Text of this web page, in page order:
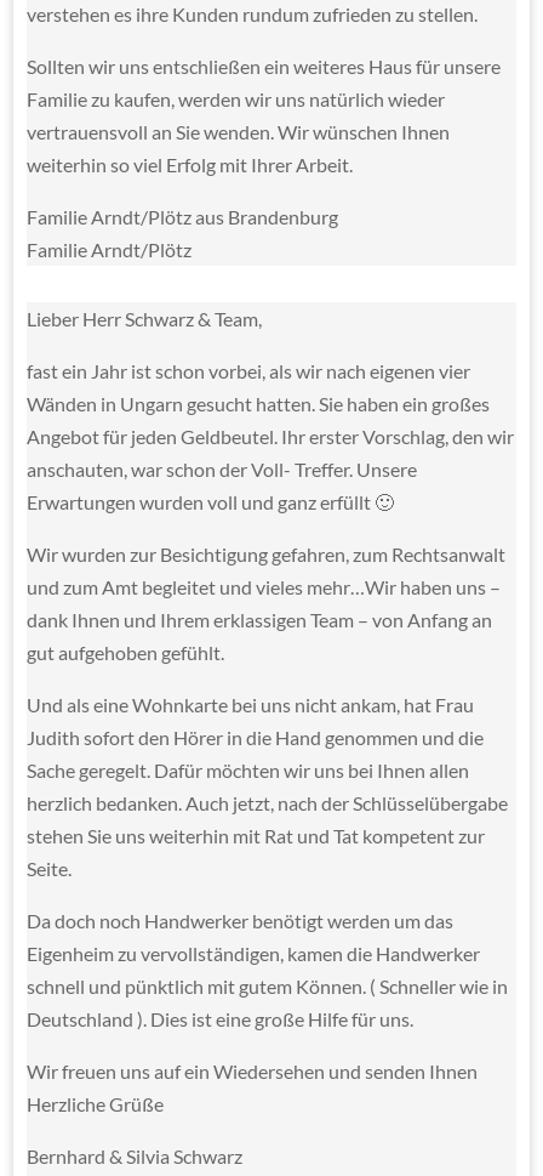
verstehen es ihre Kunden rundum zufrieden zu stellen.
Sollten wir uns entschließen ein weiteres Haus für unsere
Familie zu kaufen, werden wir uns natürlich wieder
vertrauensvoll an Sie wenden.Wir wünschen Ihnen
weiterhin so viel Erfolg mit Ihrer Arbeit.
Familie Arndt/Plötz aus Brandenburg
Familie Arndt/Plötz
Lieber Herr Schwarz & Team,
fast ein Jahr ist schon vorbei, als wir nach eigenen vier
Wänden in Ungarn gesucht hatten. Sie haben ein großes
Angebot für jeden Geldbeutel. Ihr erster Vorschlag, den wir
anschauten, war schon der Voll- Treffer. Unsere
Erwartungen wurden voll und ganz erfüllt 🙂
Wir wurden zur Besichtigung gefahren, zum Rechtsanwalt
und zum Amt begleitet und vieles mehr…Wir haben uns –
dank Ihnen und Ihrem erklassigen Team – von Anfang an
gut aufgehoben gefühlt.
Und als eine Wohnkarte bei uns nicht ankam, hat Frau
Judith sofort den Hörer in die Hand genommen und die
Sache geregelt. Dafür möchten wir uns bei Ihnen allen
herzlich bedanken. Auch jetzt, nach der Schlüsselübergabe
stehen Sie uns weiterhin mit Rat und Tat kompetent zur
Seite.
Da doch noch Handwerker benötigt werden um das
Eigenheim zu vervollständigen, kamen die Handwerker
schnell und pünktlich mit gutem Können. ( Schneller wie in
Deutschland ). Dies ist eine große Hilfe für uns.
Wir freuen uns auf ein Wiedersehen und senden Ihnen
Herzliche Grüße
Bernhard & Silvia Schwarz